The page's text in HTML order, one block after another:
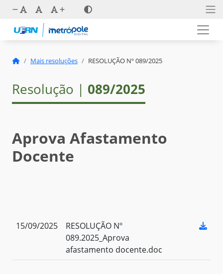
Mais resoluções RESOLUÇÃO Nº 089/2025
Resolução | 089/2025
Aprova Afastamento
Docente
15/09/2025
RESOLUÇÃO Nº
089.2025_Aprova
afastamento docente.doc